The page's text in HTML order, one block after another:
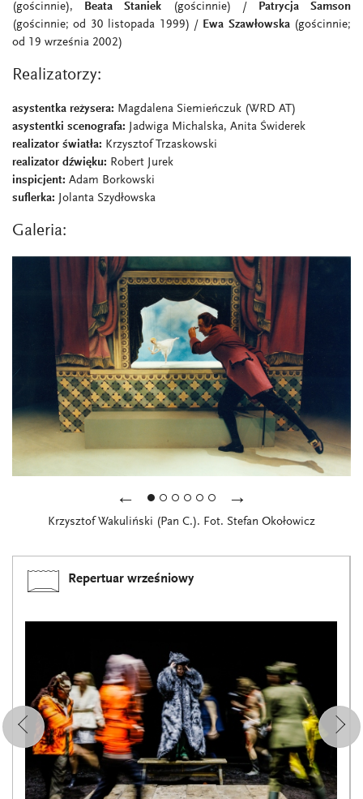
(gościnnie), Beata Staniek (gościnnie) / Patrycja Samson
(gościnnie; od 30 listopada 1999) / Ewa Szawłowska(gościnnie;
od 19 września 2002)
Realizatorzy:
asystentka reżysera: Magdalena Siemieńczuk (WRD AT)
asystentki scenografa: Jadwiga Michalska, Anita Świderek
realizator światła: Krzysztof Trzaskowski
realizator dźwięku: Robert Jurek
inspicjent: Adam Borkowski
suflerka:
Jolanta Szydłowska
Galeria:
← →
Krzysztof Wakuliński (Pan C.). Fot. Stefan Okołowicz
Repertuar wrześniowy